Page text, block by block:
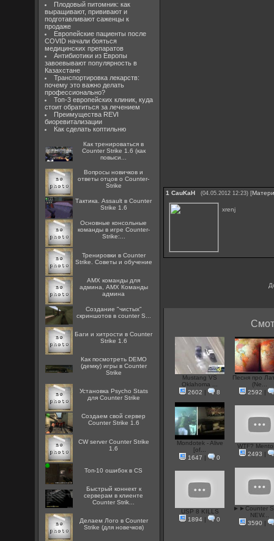
Плодовый питомник: как
выращивают, прививают и
подготавливают саженцы к
продаже
Европейские пациенты после
COVID начали бояться
медицинских препаратов
Антибиотики из Европы
завоевывают популярность в
Казахстане
Транспортировка лекарств:
почему это важно делать
профессионально?
Топ-3 европейских клиник, куда
стоит обратиться за лечением
Преимущества REVI
биоревитализации
Как сделать коптильню
Как тренироваться в
Counter Strike 1.6 (как
повыси...
Вопросы новичков и
ответы отцов о Counter-
Strike
Тактика. Assault в Counter
Strike 1.6
Основные консольные
команды в игре Counter-
Strike:...
Тренировки в Counter
Strike. Советы и обучение
AMX команды для
админа, AMX Команды
админа
Создание "чистых"
скриншотов в counter S...
Баги и хитрости в Counter
Strike 1.6
Как посмотреть DEMO
(демку) игры в Counter
Strike
Установка Psycho Stats
для Counter Strike
Создаем свой сервер
Counter Strike 1.6
CW server Counter Strike
1.6
Топ-10 ошибок в CS
Быстрый коннект к
серверам в клиенте
Counter Strik...
Делаем Лого в Counter
Strike (для новечков)
1 CauKaH (04.05.2012 12:23) [
xrenj
Mustang VS
Oklahoma ...
2602 | 8
Песня про
(Ne...
2592 |
Mondotek - Alive
[of...
1647 | 0
WTF?
2493 |
USP 8 KILLS
1894 | 0
►►Counter
NEW...
3590 |